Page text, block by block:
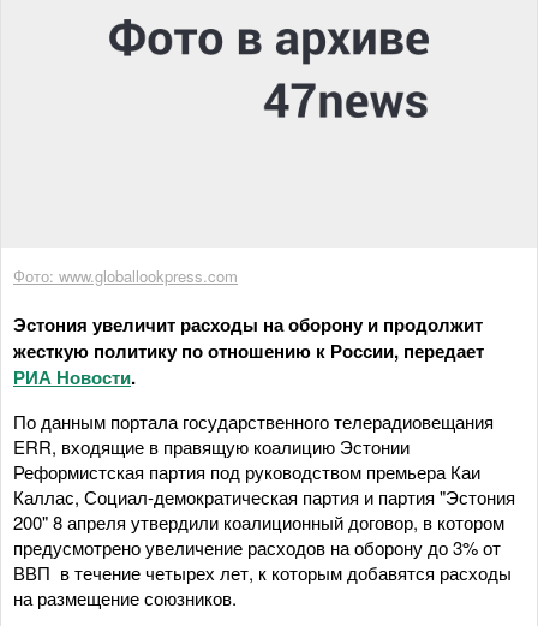
Фото: www.globallookpress.com
Эстония увеличит расходы на оборону и продолжит
жесткую политику по отношению к России, передает
РИА Новости.
По данным портала государственного телерадиовещания
ERR, входящие в правящую коалицию Эстонии
Реформистская партия под руководством премьера Каи
Каллас, Социал-демократическая партия и партия "Эстония
200" 8 апреля утвердили коалиционный договор, в котором
предусмотрено увеличение расходов на оборону до 3% от
ВВП в течение четырех лет, к которым добавятся расходы
на размещение союзников.